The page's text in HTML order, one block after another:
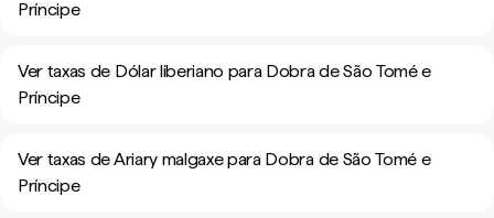
Príncipe
Ver taxas de Dólar liberiano para Dobra de São Tomé e
Príncipe
Ver taxas de Ariary malgaxe para Dobra de São Tomé e
Príncipe